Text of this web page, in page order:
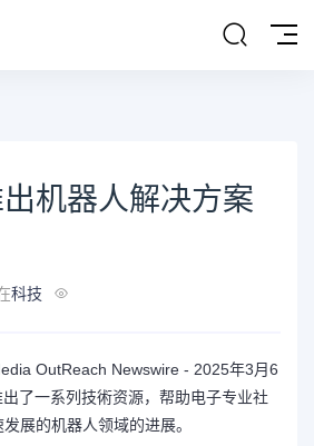
机器人解决方案
科技
OutReach Newswire - 2025年3月6
了一系列技術资源，帮助电子专业社
展的机器人领域的进展。